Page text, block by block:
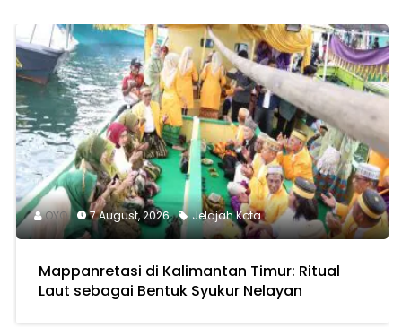
OYO 7 August, 2026 Jelajah Kota
Mappanretasi di Kalimantan Timur: Ritual
Laut sebagai Bentuk Syukur Nelayan